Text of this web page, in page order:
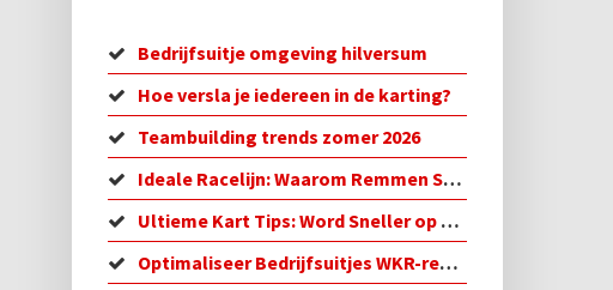
Bedrijfsuitje omgeving hilversum
Hoe versla je iedereen in de karting?
Teambuilding trends zomer 2026
Ideale Racelijn: Waarom Remmen Sneller is
Ultieme Kart Tips: Word Sneller op de Baan!
Optimaliseer Bedrijfsuitjes WKR-regeling in 2026